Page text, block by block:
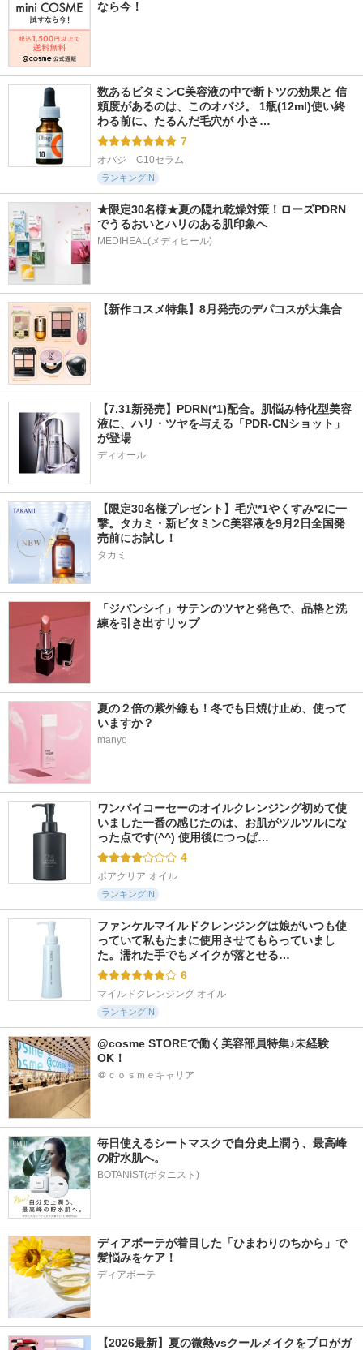
なら今！
数あるビタミンC美容液の中で断トツの効果と 信
頼度があるのは、このオバジ。 1瓶(12ml)使い終
わる前に、たるんだ毛穴が 小さ…
7
オバジ　C10セラム
ランキングIN
★限定30名様★夏の隠れ乾燥対策！ローズPDRN
でうるおいとハリのある肌印象へ
MEDIHEAL(メディヒール)
【新作コスメ特集】8月発売のデパコスが大集合
【7.31新発売】PDRN(*1)配合。肌悩み特化型美容
液に、ハリ・ツヤを与える「PDR-CNショット」
が登場
ディオール
【限定30名様プレゼント】毛穴*1やくすみ*2に一
撃。タカミ・新ビタミンC美容液を9月2日全国発
売前にお試し！
タカミ
「ジバンシイ」サテンのツヤと発色で、品格と洗
練を引き出すリップ
夏の２倍の紫外線も！冬でも日焼け止め、使って
いますか？
manyo
ワンバイコーセーのオイルクレンジング初めて使
いました一番の感じたのは、お肌がツルツルにな
った点です(^^) 使用後につっぱ…
4
ポアクリア オイル
ランキングIN
ファンケルマイルドクレンジングは娘がいつも使
っていて私もたまに使用させてもらっていまし
た。濡れた手でもメイクが落とせる…
6
マイルドクレンジング オイル
ランキングIN
@cosme STOREで働く美容部員特集♪未経験
OK！
＠ｃｏｓｍｅキャリア
毎日使えるシートマスクで自分史上潤う、最高峰
の貯水肌へ。
BOTANIST(ボタニスト)
ディアボーテが着目した「ひまわりのちから」で
髪悩みをケア！
ディアボーテ
【2026最新】夏の微熱vsクールメイクをプロがガ